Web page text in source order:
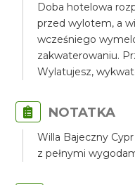
Doba hotelowa
przed wylotem, a
wcześniego
zakwaterowaniu.
Wylatujesz,
NOTATKA
Willa Bajeczny
z pełnymi